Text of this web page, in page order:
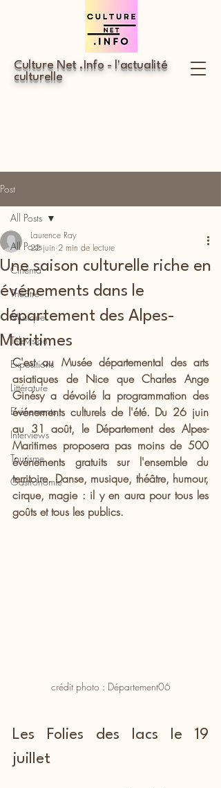
Culture Net .Info - l'actualité
culturelle
Post
All Posts
Cinéma
Théâtre
Musique
Télévision
Expositions
Littérature
Evénements
Interviews
Tourisme
Gastronomie
All Posts
Une saison culturelle riche en
événements dans le
département des Alpes-
Maritimes
Laurence Ray
22 juin 2 min de lecture
C'est au Musée départemental des arts
asiatiques de Nice que Charles Ange
Ginésy a dévoilé la programmation des
événements culturels de l'été. Du 26 juin
au 31 août, le Département des Alpes-
Maritimes proposera pas moins de 500
événements gratuits sur l'ensemble du
territoire. Danse, musique, théâtre, humour,
cirque, magie : il y en aura pour tous les
goûts et tous les publics.
crédit photo : Département06
Les Folies des lacs le 19
juillet